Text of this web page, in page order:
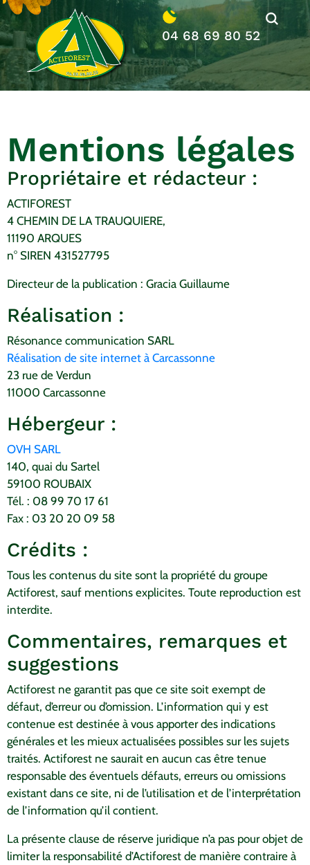
04 68 69 80 52
Mentions légales
Propriétaire et rédacteur :
ACTIFOREST
4 CHEMIN DE LA TRAUQUIERE,
11190 ARQUES
n° SIREN 431527795
Directeur de la publication : Gracia Guillaume
Réalisation :
Résonance communication SARL
Réalisation de site internet à Carcassonne
23 rue de Verdun
11000 Carcassonne
Hébergeur :
OVH SARL
140, quai du Sartel
59100 ROUBAIX
Tél. : 08 99 70 17 61
Fax : 03 20 20 09 58
Crédits :
Tous les contenus du site sont la propriété du groupe
Actiforest, sauf mentions explicites. Toute reproduction est
interdite.
Commentaires, remarques et
suggestions
Actiforest ne garantit pas que ce site soit exempt de
défaut, d’erreur ou d’omission. L’information qui y est
contenue est destinée à vous apporter des indications
générales et les mieux actualisées possibles sur les sujets
traités. Actiforest ne saurait en aucun cas être tenue
responsable des éventuels défauts, erreurs ou omissions
existant dans ce site, ni de l’utilisation et de l’interprétation
de l’information qu’il contient.
La présente clause de réserve juridique n’a pas pour objet de
limiter la responsabilité d’Actiforest de manière contraire à